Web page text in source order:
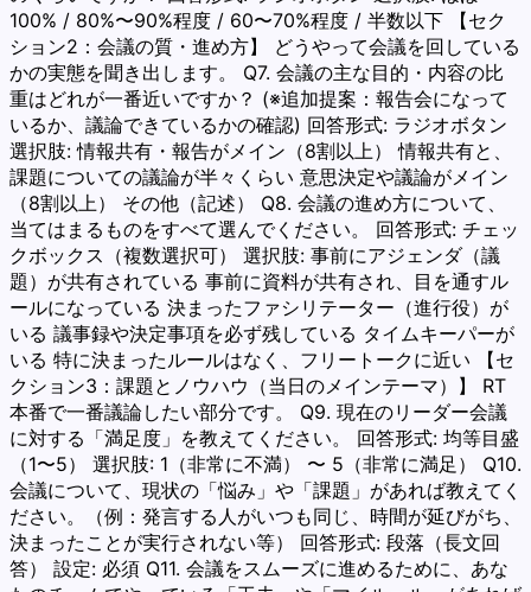
100% / 80%〜90%程度 / 60〜70%程度 / 半数以下 【セク
ション2：会議の質・進め方】 どうやって会議を回している
かの実態を聞き出します。 Q7. 会議の主な目的・内容の比
重はどれが一番近いですか？ (※追加提案：報告会になって
いるか、議論できているかの確認) 回答形式: ラジオボタン
選択肢: 情報共有・報告がメイン（8割以上） 情報共有と、
課題についての議論が半々くらい 意思決定や議論がメイン
（8割以上） その他（記述） Q8. 会議の進め方について、
当てはまるものをすべて選んでください。 回答形式: チェッ
クボックス（複数選択可） 選択肢: 事前にアジェンダ（議
題）が共有されている 事前に資料が共有され、目を通すル
ールになっている 決まったファシリテーター（進行役）が
いる 議事録や決定事項を必ず残している タイムキーパーが
いる 特に決まったルールはなく、フリートークに近い 【セ
クション3：課題とノウハウ（当日のメインテーマ）】 RT
本番で一番議論したい部分です。 Q9. 現在のリーダー会議
に対する「満足度」を教えてください。 回答形式: 均等目盛
（1〜5） 選択肢: 1（非常に不満） 〜 5（非常に満足） Q10.
会議について、現状の「悩み」や「課題」があれば教えてく
ださい。（例：発言する人がいつも同じ、時間が延びがち、
決まったことが実行されない等） 回答形式: 段落（長文回
答） 設定: 必須 Q11. 会議をスムーズに進めるために、あな